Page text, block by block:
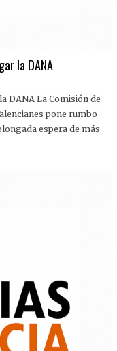
la DANA
DANA La Comisión de
pone rumbo
espera de más